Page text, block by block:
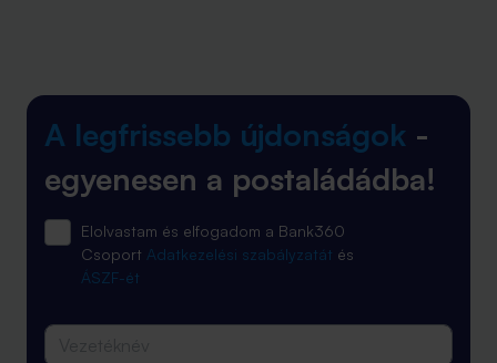
A legfrissebb újdonságok -
egyenesen a postaládádba!
Elolvastam és elfogadom a Bank360
Csoport Adatkezelési szabályzatát és
ÁSZF-ét